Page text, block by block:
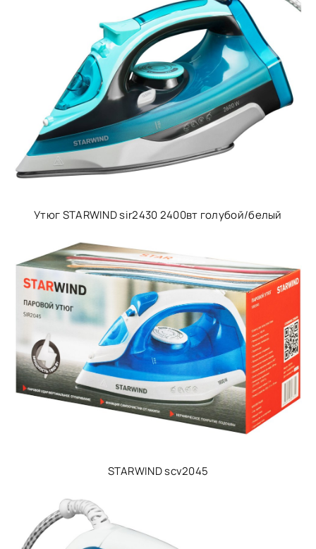
Утюг STARWIND sir2430 2400вт голубой/белый
STARWIND scv2045